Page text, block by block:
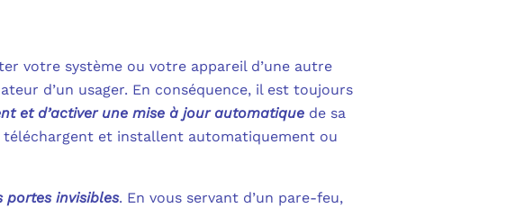
votre système ou votre appareil d’une autre
d’un usager. En conséquence, il est toujours
et d’activer une mise à jour automatique de sa
téléchargent et installent automatiquement ou
portes invisibles. En vous servant d’un pare-feu,